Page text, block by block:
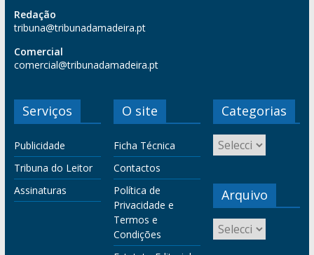
Redação
tribuna@tribunadamadeira.pt
Comercial
comercial@tribunadamadeira.pt
Serviços
Publicidade
Tribuna do Leitor
Assinaturas
O site
Ficha Técnica
Contactos
Política de
Privacidade e
Termos e
Condições
Categorias
Arquivo